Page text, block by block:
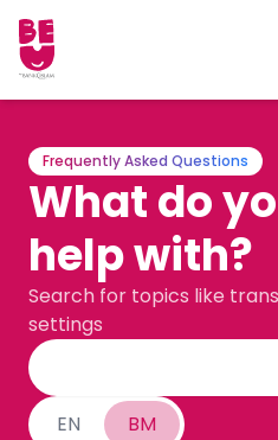
Frequently Asked Questions
What do
help with?
Search for topics like
settings
EN BM